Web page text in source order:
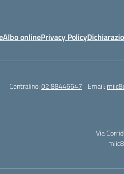
Albo onlinePrivacy Policy
Centralino:02 88446647 Email:
Via